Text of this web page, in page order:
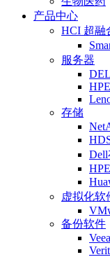
产品中心
HCI 超融
服务器
HPE
存储
HPE
虚拟化软
备份软件